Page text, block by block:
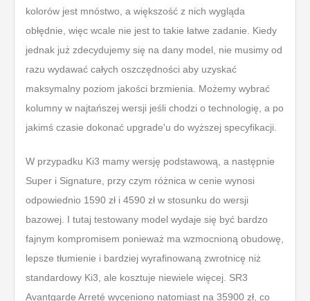
kolorów jest mnóstwo, a większość z nich wygląda
obłędnie, więc wcale nie jest to takie łatwe zadanie. Kiedy
jednak już zdecydujemy się na dany model, nie musimy od
razu wydawać całych oszczędności aby uzyskać
maksymalny poziom jakości brzmienia. Możemy wybrać
kolumny w najtańszej wersji jeśli chodzi o technologię, a po
jakimś czasie dokonać upgrade'u do wyższej specyfikacji.
W przypadku Ki3 mamy wersję podstawową, a następnie
Super i Signature, przy czym różnica w cenie wynosi
odpowiednio 1590 zł i 4590 zł w stosunku do wersji
bazowej. I tutaj testowany model wydaje się być bardzo
fajnym kompromisem ponieważ ma wzmocnioną obudowę,
lepsze tłumienie i bardziej wyrafinowaną zwrotnicę niż
standardowy Ki3, ale kosztuje niewiele więcej. SR3
Avantgarde Arreté wyceniono natomiast na 35900 zł, co